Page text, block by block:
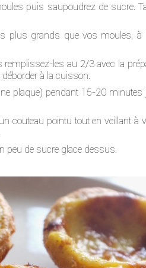
puis saupoudrez de sucre.
plus grands que vos moules, à
les au 2/3 avec la
à la cuisson.
plaque) pendant 15-20 minutes
couteau pointu tout en veillant à
peu de sucre glace dessus.